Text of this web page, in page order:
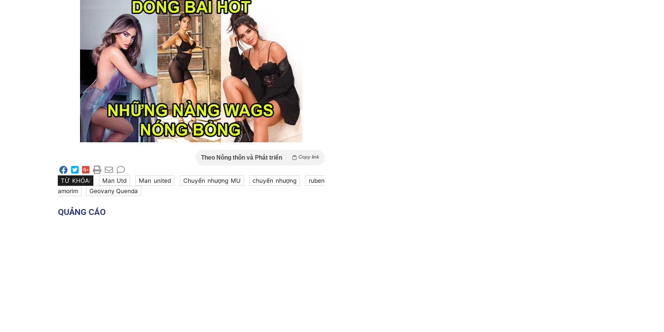
Theo Nông thôn và Phát triển Copy link
TỪ KHÓA: Man Utd Man united Chuyển nhượng MU chuyển nhượng
ruben
amorim
Geovany Quenda
QUẢNG CÁO